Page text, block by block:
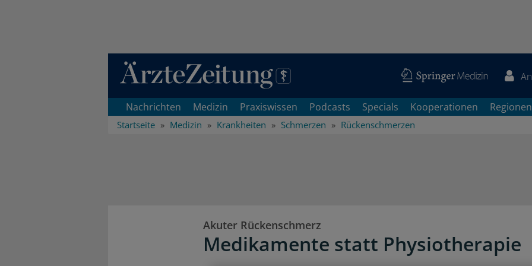
Direkt zum Inhaltsbereich
Nachrichten Medizin Praxiswissen Podcasts Specials Kooperationen Regionen
Startseite Medizin Krankheiten Schmerzen Rückenschmerzen
Akuter Rückenschmerz
Medikamente statt Physiotherapie